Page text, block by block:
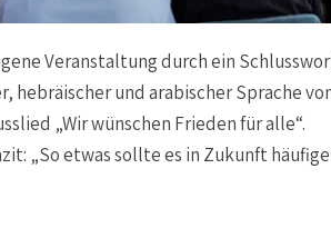
Veranstaltung durch ein
hebräischer und arabischer Sprache
„Wir wünschen Frieden für alle“.
„So etwas sollte es in Zukunft